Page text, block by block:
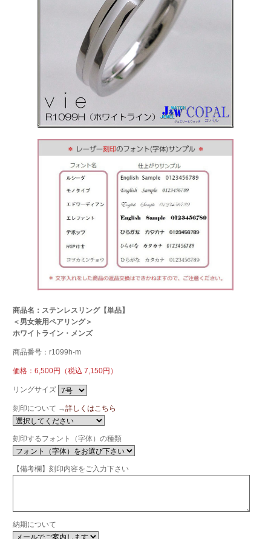
商品名：ステンレスリング【単品】
＜男女兼用ペアリング＞
ホワイトライン・メンズ
商品番号：r1099h-m
価格：6,500円（税込 7,150円）
リングサイズ
刻印について →詳しくはこちら
刻印するフォント（字体）の種類
【備考欄】刻印内容をご入力下さい
納期について